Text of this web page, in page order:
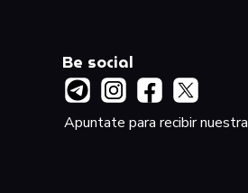
Be social
Apuntate para recibir nuestra